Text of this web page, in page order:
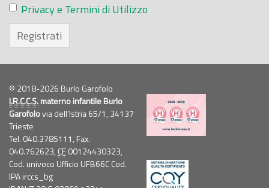
Privacy e Termini di Utilizzo
Registrati
© 2018-2026 Burlo Garofolo
I.R.C.C.S.materno infantile Burlo
Garofolovia dell'Istria 65/1, 34137
Trieste
Tel. 040.3785111, Fax.
040.762623, CF00124430323,
Cod. univoco Ufficio UFB66C Cod.
IPA irccs_bg